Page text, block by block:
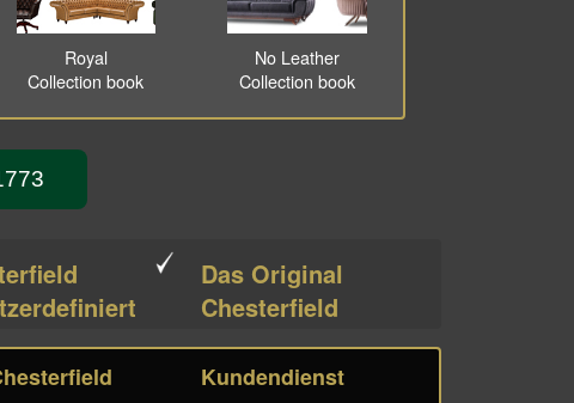
Royal
Collection book
No Leather
Collection book
Das Original
Chesterfield
Kundendienst